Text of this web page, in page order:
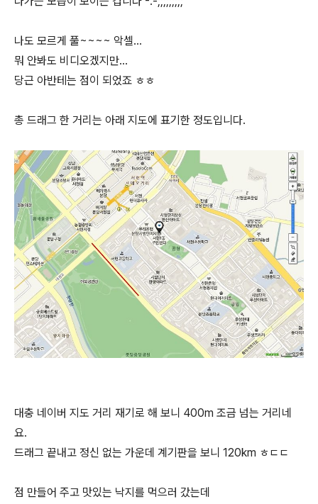
나도 모르게 풀~~~~ 악셀...
뭐 안봐도 비디오겠지만...
당근 아반테는 점이 되었죠 ㅎㅎ
총 드래그 한 거리는 아래 지도에 표기한 정도입니다.
대충 네이버 지도 거리 재기로 해 보니 400m 조금 넘는 거리네
요.
드래그 끝내고 정신 없는 가운데 계기판을 보니 120km ㅎㄷㄷ
점 만들어 주고 맛있는 낙지를 먹으러 갔는데